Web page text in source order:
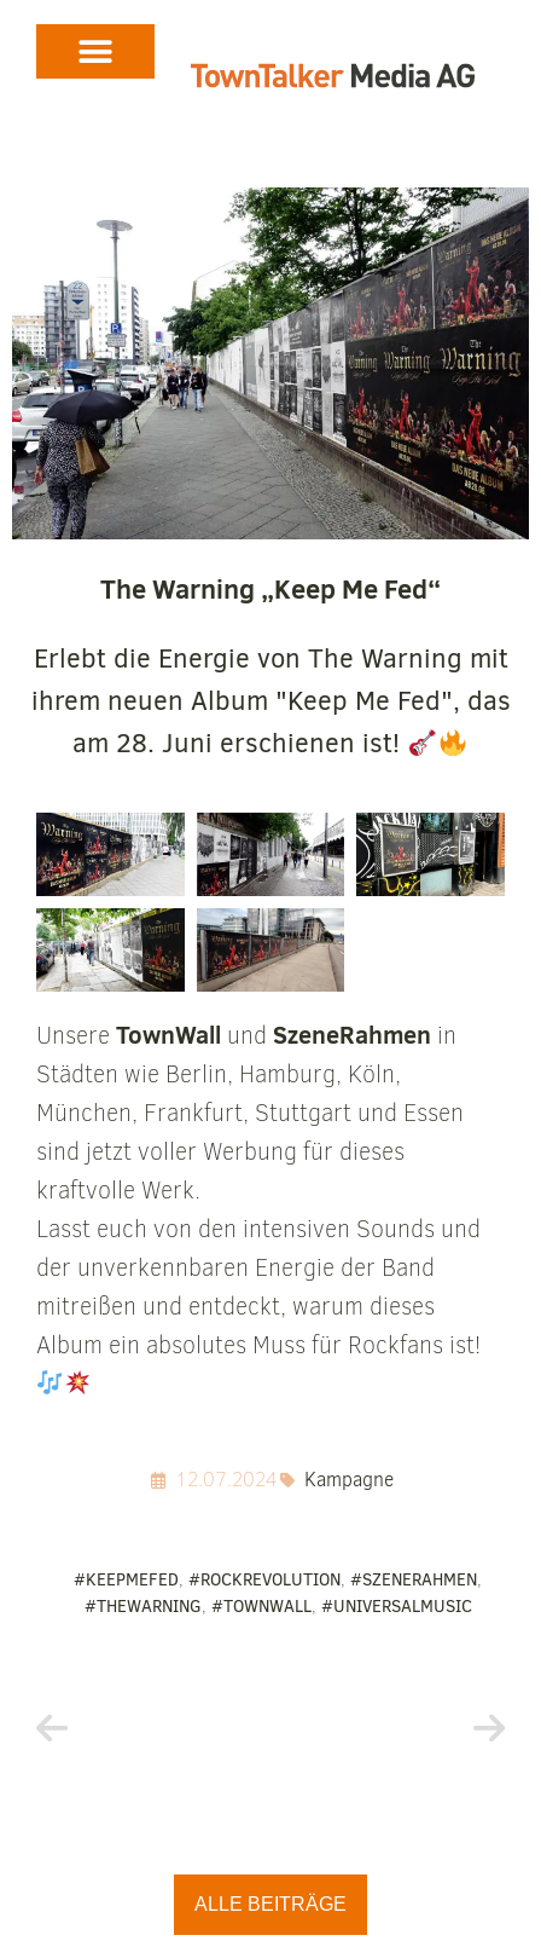
The Warning „Keep Me Fed“
Erlebt die Energie von The Warning mit
ihrem neuen Album "Keep Me Fed", das
am 28. Juni erschienen ist!
Unsere TownWall und SzeneRahmen in
Städten wie Berlin, Hamburg, Köln,
München, Frankfurt, Stuttgart und Essen
sind jetzt voller Werbung für dieses
kraftvolle Werk.
Lasst euch von den intensiven Sounds und
der unverkennbaren Energie der Band
mitreißen und entdeckt, warum dieses
Album ein absolutes Muss für Rockfans ist!
12.07.2024 Kampagne
#KEEPMEFED,#ROCKREVOLUTION,#SZENERAHMEN,
#THEWARNING, #TOWNWALL, #UNIVERSALMUSIC
ALLE BEITRÄGE